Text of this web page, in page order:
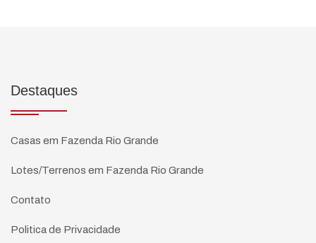
Destaques
Casas em Fazenda Rio Grande
Lotes/Terrenos em Fazenda Rio Grande
Contato
Politica de Privacidade